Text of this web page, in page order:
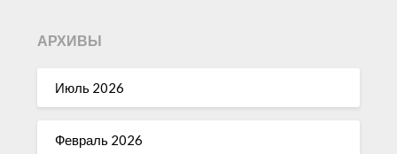
АРХИВЫ
Июль 2026
Февраль 2026